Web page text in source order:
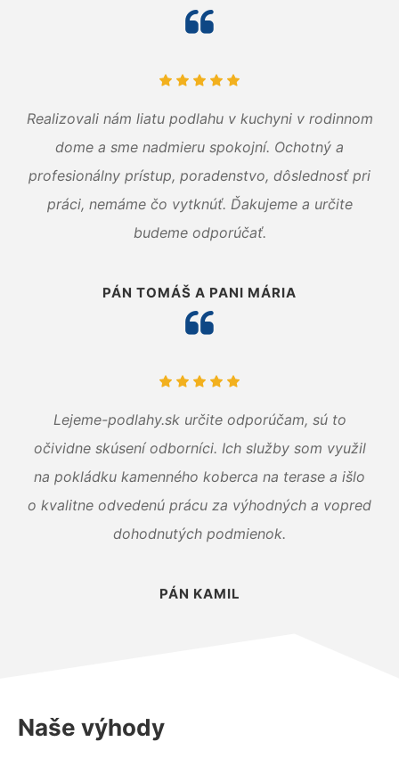
Realizovali nám liatu podlahu v kuchyni v rodinnom
dome a sme nadmieru spokojní. Ochotný a
profesionálny prístup, poradenstvo, dôslednosť pri
práci, nemáme čo vytknúť. Ďakujeme a určite
budeme odporúčať.
PÁN TOMÁŠ A PANI MÁRIA
Lejeme-podlahy.sk určite odporúčam, sú to
očividne skúsení odborníci. Ich služby som využil
na pokládku kamenného koberca na terase a išlo
o kvalitne odvedenú prácu za výhodných a vopred
dohodnutých podmienok.
PÁN KAMIL
Naše výhody